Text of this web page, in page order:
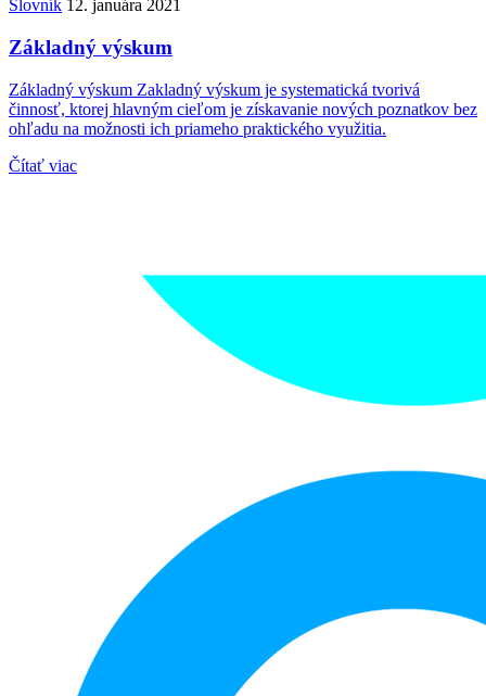
Slovník 12. januára 2021
Základný výskum
Základný výskum Zakladný výskum je systematická tvorivá
činnosť, ktorej hlavným cieľom je získavanie nových poznatkov bez
ohľadu na možnosti ich priameho praktického využitia.
Čítať viac